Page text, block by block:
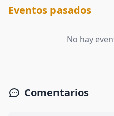
Eventos pasados
No hay
Comentarios